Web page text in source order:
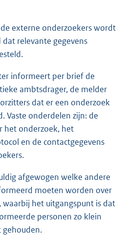
externe onderzoekers wordt
dat relevante gegevens
informeert per brief de
ambtsdrager, de melder
dat er een onderzoek
Vaste onderdelen zijn: de
het onderzoek, het
en de contactgegevens
afgewogen welke andere
moeten worden over
waarbij het uitgangspunt is dat
personen zo klein